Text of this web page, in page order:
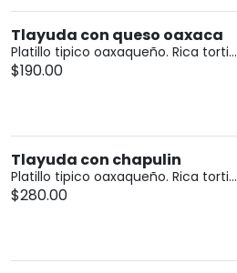
Tlayuda con queso oaxaca
Platillo tipico oaxaqueño. Rica torti...
$190.00
Tlayuda con chapulin
Platillo tipico oaxaqueño. Rica torti...
$280.00